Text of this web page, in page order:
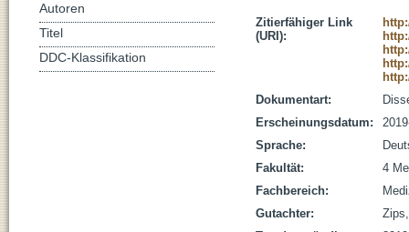
Zitierfähiger Link
(URI):
Dokumentart:
Erscheinungsdatum:
Sprache:
Fakultät:
4
Fachbereich:
Gutachter:
Autoren
Titel
DDC-Klassifikation